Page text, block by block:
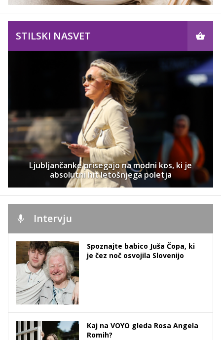
STILSKI NASVET
Ljubljančanke prisegajo na modni kos, ki je
absolutni hit letošnjega poletja
Intervju
Spoznajte babico Juša Čopa, ki
je čez noč osvojila Slovenijo
Kaj na VOYO gleda Rosa Angela
Romih?